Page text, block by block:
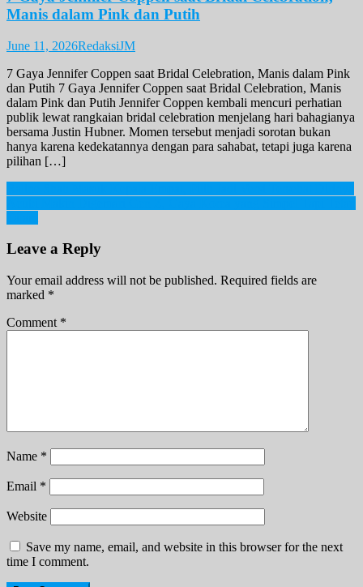
Manis dalam Pink dan Putih
June 11, 2026RedaksiJM
7 Gaya Jennifer Coppen saat Bridal Celebration, Manis dalam Pink
dan Putih 7 Gaya Jennifer Coppen saat Bridal Celebration, Manis
dalam Pink dan Putih Jennifer Coppen kembali mencuri perhatian
publik lewat rangkaian bridal celebration menjelang hari bahagianya
bersama Justin Hubner. Momen tersebut menjadi sorotan bukan
hanya karena kedekatannya dengan para sahabat, tetapi juga karena
pilihan […]
Post
navigation
Leave a Reply
Your email address will not be published. Required fields are
marked *
Comment *
Name *
Email *
Website
Save my name, email, and website in this browser for the next
time I comment.